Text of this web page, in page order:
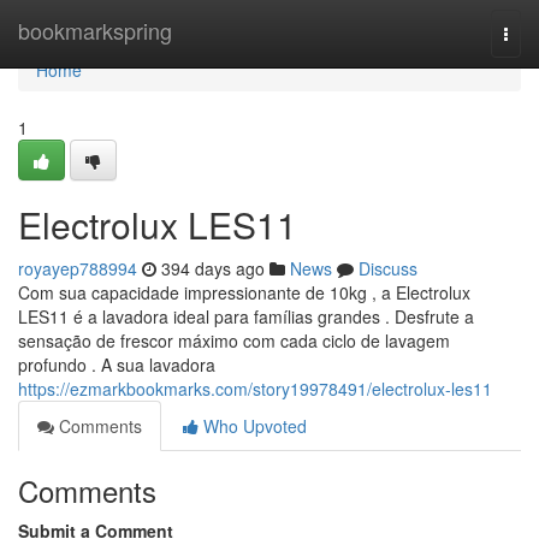
bookmarkspring
Home
Home
1
Electrolux LES11
royayep788994 394 days ago News
Discuss
Com sua capacidade impressionante de 10kg , a Electrolux
LES11 é a lavadora ideal para famílias grandes . Desfrute a
sensação de frescor máximo com cada ciclo de lavagem
profundo . A sua lavadora
https://ezmarkbookmarks.com/story19978491/electrolux-les11
Comments
Who Upvoted
Comments
Submit a Comment